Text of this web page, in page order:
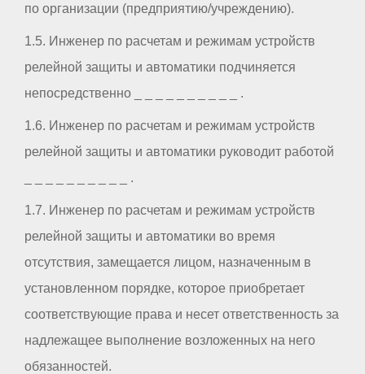
по организации (предприятию/учреждению).
1.5. Инженер по расчетам и режимам устройств
релейной защиты и автоматики подчиняется
непосредственно _ _ _ _ _ _ _ _ _ _ .
1.6. Инженер по расчетам и режимам устройств
релейной защиты и автоматики руководит работой
_ _ _ _ _ _ _ _ _ _ .
1.7. Инженер по расчетам и режимам устройств
релейной защиты и автоматики во время
отсутствия, замещается лицом, назначенным в
установленном порядке, которое приобретает
соответствующие права и несет ответственность за
надлежащее выполнение возложенных на него
обязанностей.